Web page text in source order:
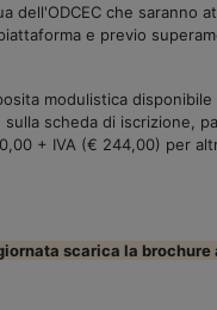
dell'ODCEC che saranno
e previo
modulistica
scheda di iscrizione,
+ IVA (€ 244,00) per
scarica la brochure